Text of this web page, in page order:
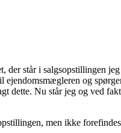
der står i salgsopstillingen
ejendomsmægleren og
dette. Nu står jeg og ved
men ikke